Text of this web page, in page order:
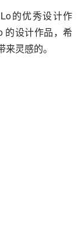
的优秀设计作
的设计作品，希
灵感的。